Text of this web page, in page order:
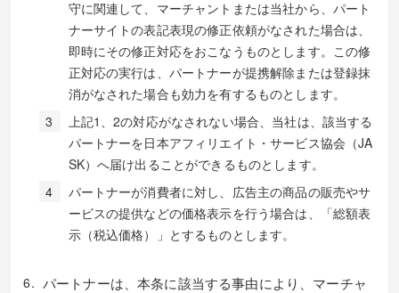
守に関連して、マーチャントまたは当社から、パート
ナーサイトの表記表現の修正依頼がなされた場合は、
即時にその修正対応をおこなうものとします。この修
正対応の実行は、パートナーが提携解除または登録抹
消がなされた場合も効力を有するものとします。
上記1、2の対応がなされない場合、当社は、該当する
パートナーを日本アフィリエイト・サービス協会（JA
SK）へ届け出ることができるものとします。
パートナーが消費者に対し、広告主の商品の販売やサ
ービスの提供などの価格表示を行う場合は、「総額表
示（税込価格）」とするものとします。
パートナーは、本条に該当する事由により、マーチャ